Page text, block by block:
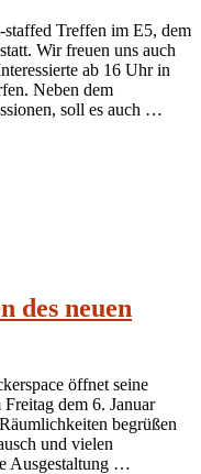
Treffen im E5, dem
Wir freuen uns auch
ab 16 Uhr in
Neben dem
soll es auch …
des neuen
öffnet seine
dem 6. Januar
begrüßen
und vielen
Ausgestaltung …